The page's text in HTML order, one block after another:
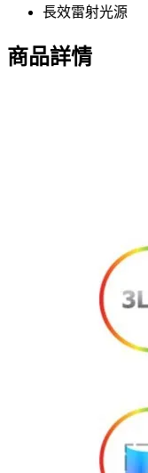
長效雷射光源
商品詳情